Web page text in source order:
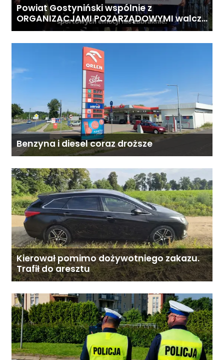
Powiat Gostyniński wspólnie z
ORGANIZACJAMI POZARZĄDOWYMI walczą
o środki z Budżetu Obywatelskiego
Benzyna i diesel coraz droższe
Kierował pomimo dożywotniego zakazu.
Trafił do aresztu